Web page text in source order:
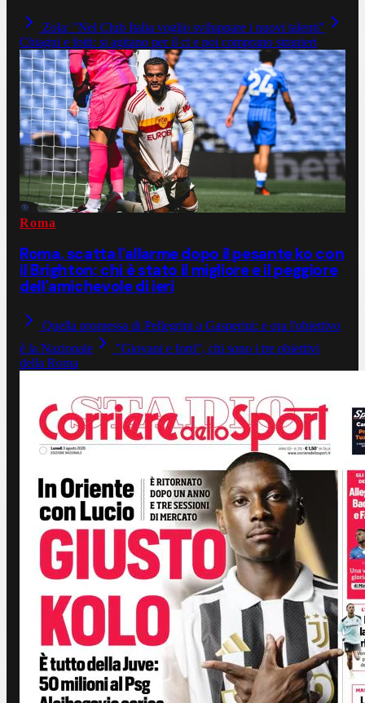
Zola: "Nel Club Italia voglio sviluppare i nuovi talenti"
Chiagni e fotti: si agitano per il ct e poi comprano stranieri
Roma
Roma, scatta l'allarme dopo il pesante ko con
il Brighton: chi è stato il migliore e il peggiore
dell'amichevole di ieri
Quella promessa di Pellegrini a Gasperini: e ora l'obiettivo
è la Nazionale
"Giovani e forti", chi sono i tre obiettivi
della Roma